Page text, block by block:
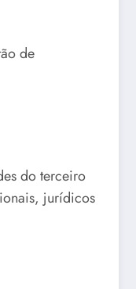
de
do terceiro
jurídicos